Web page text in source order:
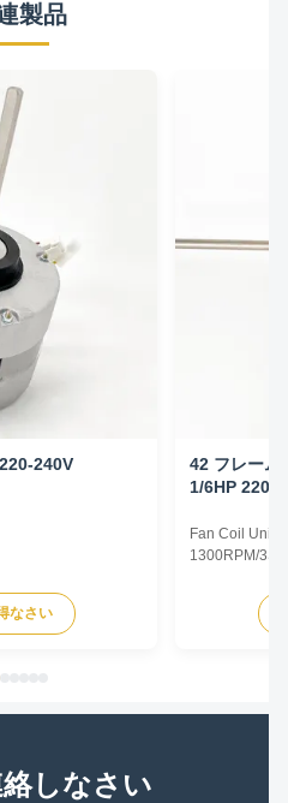
製品
240V
なさい
42 フレーム
1/6HP 220-
Fan Coil Unit
1300RPM/
Type
TEAO
しなさい